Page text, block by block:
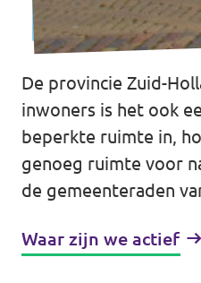
Bestuur Haag- en
Bestuur Rotterdam
Vacatures
Vacatures Volt Zuid-
De provincie Zuid-
inwoners is het ook
beperkte ruimte in,
genoeg ruimte voor
de gemeenteraden
Waar zijn we actief